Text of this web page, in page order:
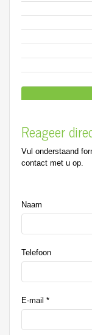
Reageer
Vul onderstaand
contact met u op.
%title
Naam
Telefoon
E-mail *